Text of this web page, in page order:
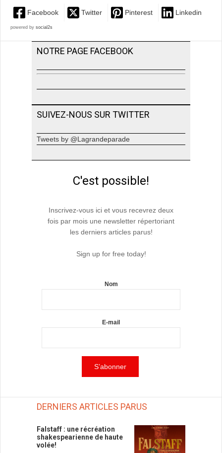
Facebook Twitter Pinterest Linkedin
powered by social2s
NOTRE PAGE FACEBOOK
SUIVEZ-NOUS SUR TWITTER
Tweets by @Lagrandeparade
C'est possible!
Inscrivez-vous ici et vous recevrez deux
fois par mois une newsletter répertoriant
les derniers articles parus!
Sign up for free today!
Nom
E-mail
DERNIERS ARTICLES PARUS
Falstaff : une récréation
shakespearienne de haute
volée!